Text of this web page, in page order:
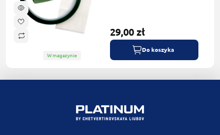
W magazynie
29,00 zł
Do koszyka